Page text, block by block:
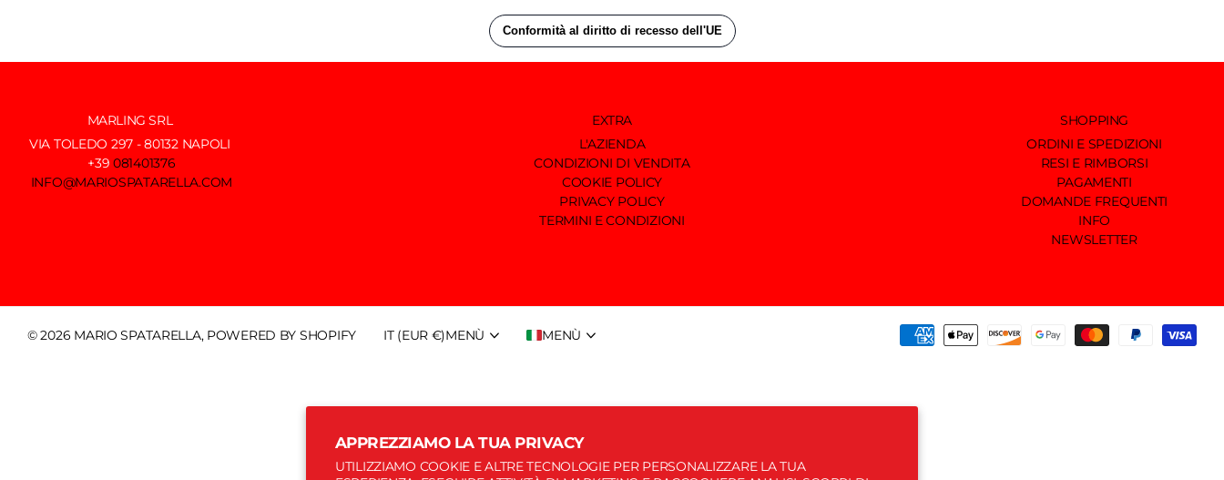
APPREZZIAMO LA TUA PRIVACY
UTILIZZIAMO COOKIE E ALTRE TECNOLOGIE PER PERSONALIZZARE LA TUA
MARLING SRL
VIA TOLEDO 297 - 80132 NAPOLI
+39 081401376
INFO@MARIOSPATARELLA.COM
EXTRA
L'AZIENDA
CONDIZIONI DI VENDITA
COOKIE POLICY
PRIVACY POLICY
TERMINI E CONDIZIONI
SHOPPING
ORDINI E SPEDIZIONI
RESI E RIMBORSI
PAGAMENTI
DOMANDE FREQUENTI
INFO
NEWSLETTER
©2026 MARIO SPATARELLA, POWERED BY SHOPIFY IT (EUR €)MENÙ MENÙ